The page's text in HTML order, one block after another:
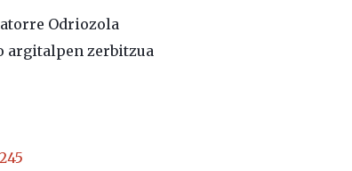
Odriozola
argitalpen zerbitzua